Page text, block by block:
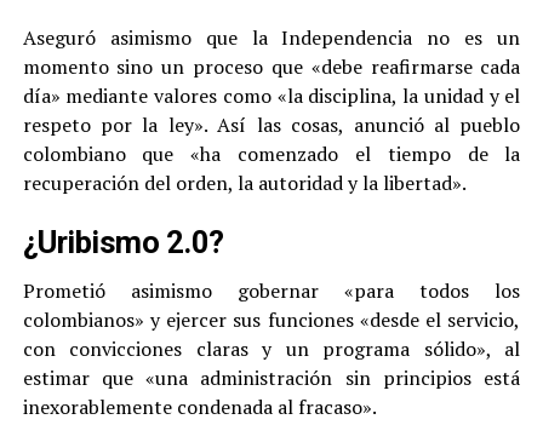
Aseguró asimismo que la Independencia no es un
momento sino un proceso que «debe reafirmarse cada
día» mediante valores como «la disciplina, la unidad y el
respeto por la ley». Así las cosas, anunció al pueblo
colombiano que «ha comenzado el tiempo de la
recuperación del orden, la autoridad y la libertad».
¿Uribismo 2.0?
Prometió asimismo gobernar «para todos los
colombianos» y ejercer sus funciones «desde el servicio,
con convicciones claras y un programa sólido», al
estimar que «una administración sin principios está
inexorablemente condenada al fracaso».